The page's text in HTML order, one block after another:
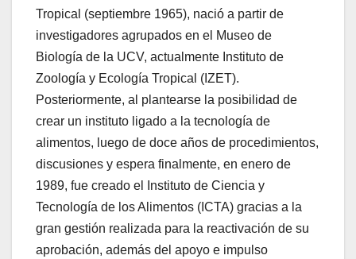
Tropical (septiembre 1965), nació a partir de
investigadores agrupados en el Museo de
Biología de la UCV, actualmente Instituto de
Zoología y Ecología Tropical (IZET).
Posteriormente, al plantearse la posibilidad de
crear un instituto ligado a la tecnología de
alimentos, luego de doce años de procedimientos,
discusiones y espera finalmente, en enero de
1989, fue creado el Instituto de Ciencia y
Tecnología de los Alimentos (ICTA) gracias a la
gran gestión realizada para la reactivación de su
aprobación, además del apoyo e impulso